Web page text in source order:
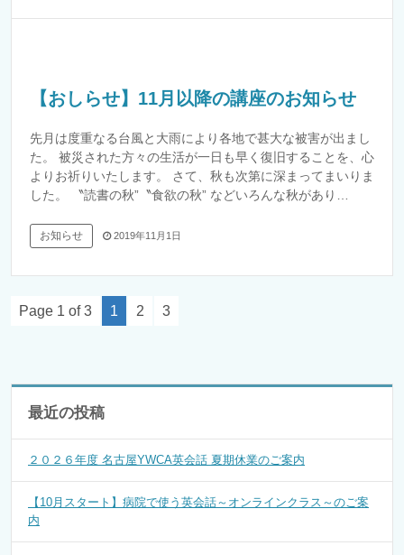
【おしらせ】11月以降の講座のお知らせ
先月は度重なる台風と大雨により各地で甚大な被害が出まし
た。 被災された方々の生活が一日も早く復旧することを、心
よりお祈りいたします。 さて、秋も次第に深まってまいりま
した。 〝読書の秋”〝食欲の秋” などいろんな秋があり…
お知らせ 2019年11月1日
Page 1 of 3 1 2 3
最近の投稿
２０２６年度 名古屋YWCA英会話 夏期休業のご案内
【10月スタート】病院で使う英会話～オンラインクラス～のご案
内